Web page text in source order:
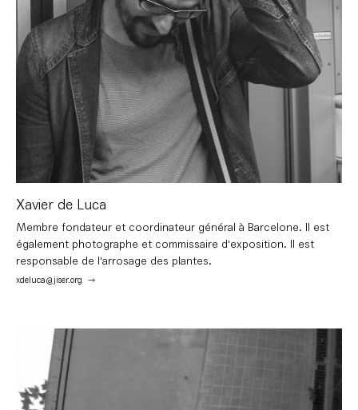
avec les Ateliers Ouverts et la Fête du quartier du Poblenou.
Le premier projet dévelopé par l’association a
été Perceptions de la Ville, exposition collective
d’artistes tunisiens et espagnols, dans
la Galerie Ben Soltane de Sidi Bou Saïd, Tunisie.
Xavier de Luca
Membre fondateur et coordinateur général à Barcelone. Il est
également photographe et commissaire d'exposition. Il est
responsable de l'arrosage des plantes.
xdeluca@jiser.org